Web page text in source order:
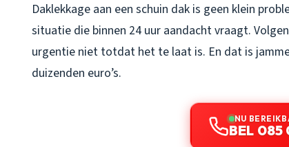
Daklekkage aan een schuin dak is geen klein
situatie die binnen 24 uur aandacht vraagt.
urgentie niet totdat het te laat is. En dat is
duizenden euro’s.
NU
BEL 085